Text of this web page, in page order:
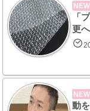
NEW
「
更
NEW
動